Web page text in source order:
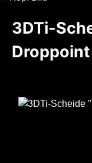
3DTi-
Bildergalerie